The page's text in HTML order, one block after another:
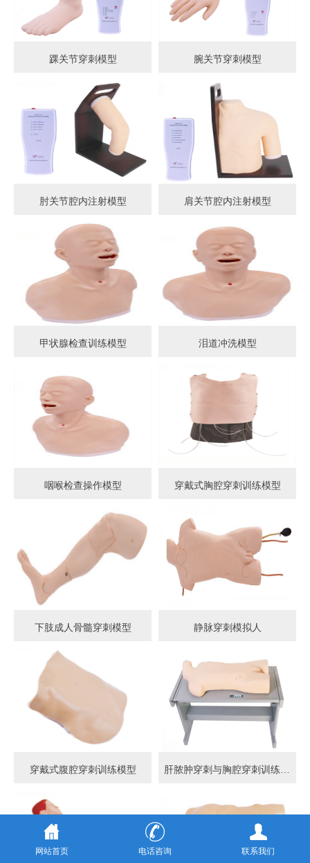
踝关节穿刺模型 腕关节穿刺模型
肘关节腔内注射模型 肩关节腔内注射模型
甲状腺检查训练模型 泪道冲洗模型
咽喉检查操作模型 穿戴式胸腔穿刺训练模型
下肢成人骨髓穿刺模型 静脉穿刺模拟人
穿戴式腹腔穿刺训练模型
网站首页 电话咨询 联系我们